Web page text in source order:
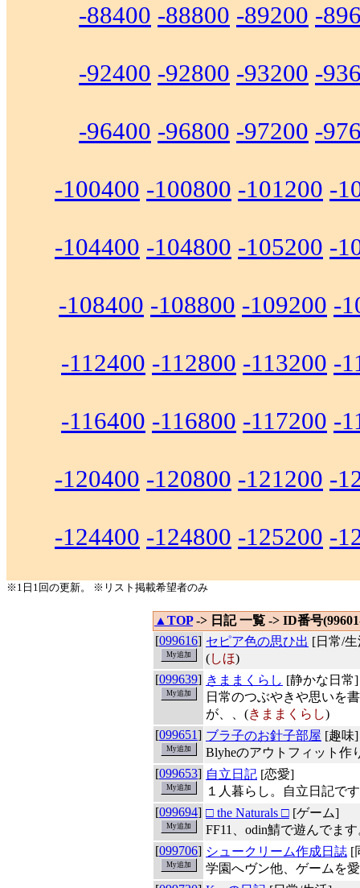
-88400 -88800 -89200 -
-92400 -92800 -93200 -
-96400 -96800 -97200 -
-100400 -100800 -101200 -
-104400 -104800 -105200 -
-108400 -108800 -109200 -
-112400 -112800 -113200 -
-116400 -116800 -117200 -
-120400 -120800 -121200 -
-124400 -124800 -125200 -
※1日1回の更新。 ※リスト掲載希望者のみ
▲TOP-> 日記 一覧 -> ID番号
[099616] セピア色の思ひ出 [日常/
(しほ)
[099639] きままくらし [静かな日常]
日常のつぶやきや思いを
が、、(きままくらし)
[099651] ブラ子のお針子部屋 [趣味]
Blyheのアウトフィット作
[099653] 自立日記 [恋愛]
１人暮らし。自立日記で
[099694] □ the Naturals □ [ゲーム]
FF11、odin鯖で遊んでま
[099706] シュークリーム作成日誌 [
学園へヴン他、ゲームを